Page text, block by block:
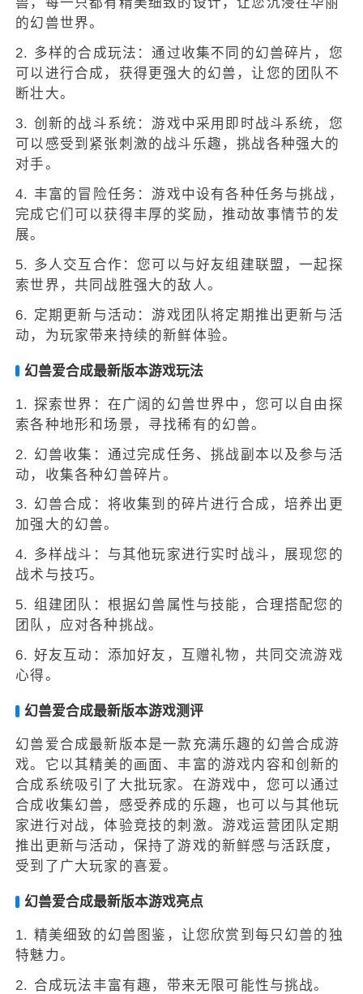
的幻兽世界。
2. 多样的合成玩法：通过收集不同的幻兽碎片，您
可以进行合成，获得更强大的幻兽，让您的团队不
断壮大。
3. 创新的战斗系统：游戏中采用即时战斗系统，您
可以感受到紧张刺激的战斗乐趣，挑战各种强大的
对手。
4. 丰富的冒险任务：游戏中设有各种任务与挑战，
完成它们可以获得丰厚的奖励，推动故事情节的发
展。
5. 多人交互合作：您可以与好友组建联盟，一起探
索世界，共同战胜强大的敌人。
6. 定期更新与活动：游戏团队将定期推出更新与活
动，为玩家带来持续的新鲜体验。
幻兽爱合成最新版本游戏玩法
1. 探索世界：在广阔的幻兽世界中，您可以自由探
索各种地形和场景，寻找稀有的幻兽。
2. 幻兽收集：通过完成任务、挑战副本以及参与活
动，收集各种幻兽碎片。
3. 幻兽合成：将收集到的碎片进行合成，培养出更
加强大的幻兽。
4. 多样战斗：与其他玩家进行实时战斗，展现您的
战术与技巧。
5. 组建团队：根据幻兽属性与技能，合理搭配您的
团队，应对各种挑战。
6. 好友互动：添加好友，互赠礼物，共同交流游戏
心得。
幻兽爱合成最新版本游戏测评
幻兽爱合成最新版本是一款充满乐趣的幻兽合成游
戏。它以其精美的画面、丰富的游戏内容和创新的
合成系统吸引了大批玩家。在游戏中，您可以通过
合成收集幻兽，感受养成的乐趣，也可以与其他玩
家进行对战，体验竞技的刺激。游戏运营团队定期
推出更新与活动，保持了游戏的新鲜感与活跃度，
受到了广大玩家的喜爱。
幻兽爱合成最新版本游戏亮点
1. 精美细致的幻兽图鉴，让您欣赏到每只幻兽的独
特魅力。
2. 合成玩法丰富有趣，带来无限可能性与挑战。